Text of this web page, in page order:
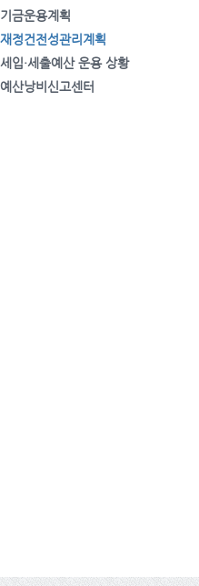
기금운용계획
재정건전성관리계획
세입·세출예산 운용 상황
예산낭비신고센터